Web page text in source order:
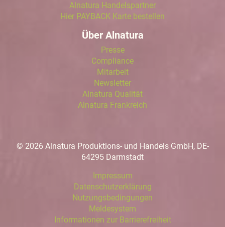
Alnatura Handelspartner
Hier PAYBACK Karte bestellen
Über Alnatura
Presse
Compliance
Mitarbeit
Newsletter
Alnatura Qualität
Alnatura Frankreich
© 2026 Alnatura Produktions- und Handels GmbH, DE-
64295 Darmstadt
Impressum
Datenschutzerklärung
Nutzungsbedingungen
Meldesystem
Informationen zur Barrierefreiheit